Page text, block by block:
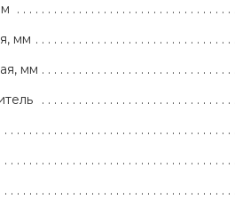
мм
мм